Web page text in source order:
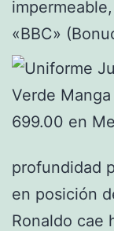
«BBC»
profundidad
en posición
Ronaldo cae